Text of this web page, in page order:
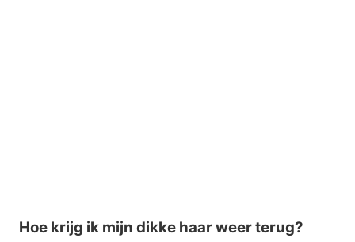
Hoe krijg ik mijn dikke haar weer terug?